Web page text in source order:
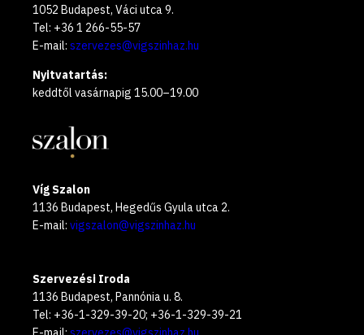
1052 Budapest, Váci utca 9.
Tel: +36 1 266-55-57
E-mail: szervezes@vigszinhaz.hu
Nyitvatartás:
keddtől vasárnapig 15.00–19.00
Víg Szalon
1136 Budapest, Hegedűs Gyula utca 2.
E-mail: vigszalon@vigszinhaz.hu
Szervezési Iroda
1136 Budapest, Pannónia u. 8.
Tel: +36-1-329-39-20; +36-1-329-39-21